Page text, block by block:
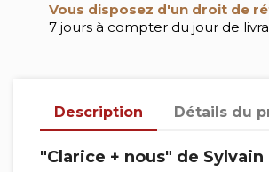
Vous disposez d'un droit de
7 jours à compter du jour de
Description Détails du
"Clarice + nous" de Sylvain